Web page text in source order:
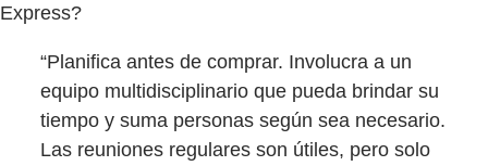
Express?
“Planifica antes de comprar. Involucra a un
equipo multidisciplinario que pueda brindar su
tiempo y suma personas según sea necesario.
Las reuniones regulares son útiles, pero solo